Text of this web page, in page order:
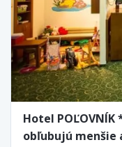
Hotel
obľubujú menšie